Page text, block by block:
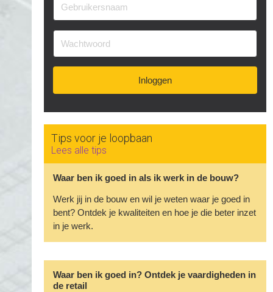
Inloggen
Tips voor je loopbaan
Lees alle tips
Waar ben ik goed in als ik werk in de bouw?
Werk jij in de bouw en wil je weten waar je goed in
bent? Ontdek je kwaliteiten en hoe je die beter inzet
in je werk.
Waar ben ik goed in? Ontdek je vaardigheden in
de retail